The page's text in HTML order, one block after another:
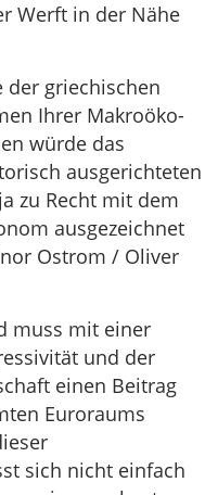
Werft in der Nähe
der griechischen
Ihrer Makroöko­
würde das
ausgerichteten
zu Recht mit dem
ausgezeichnet
Ostrom / Oliver
muss mit einer
und der
einen Beitrag
Euroraums
sich nicht einfach